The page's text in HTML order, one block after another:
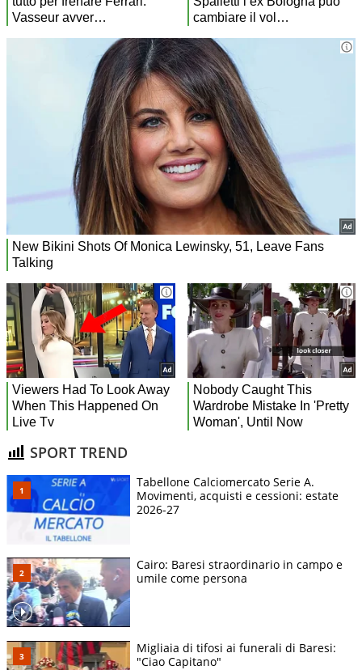
SPORT TREND
Tabellone Calciomercato Serie A.
Movimenti, acquisti e cessioni: estate
2026-27
Cairo: Baresi straordinario in campo e
umile come persona
Migliaia di tifosi ai funerali di Baresi:
"Ciao Capitano"